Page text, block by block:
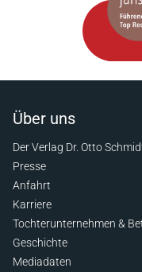
Über uns
Der Verlag Dr. Otto
Presse
Anfahrt
Karriere
Tochterunternehmen &
Geschichte
Mediadaten